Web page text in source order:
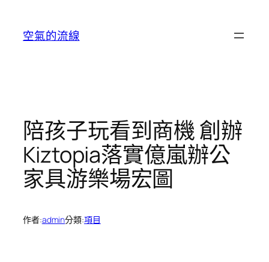
空氣的流線
陪孩子玩看到商機 創辦
Kiztopia落實億嵐辦公
家具游樂場宏圖
作者:admin分類:項目